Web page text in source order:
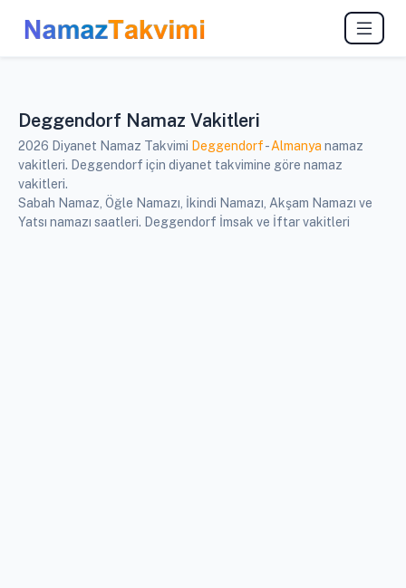
Deggendorf Namaz Vakitleri
2026 Diyanet Namaz Takvimi Deggendorf-Almanya namaz
vakitleri. Deggendorf için diyanet takvimine göre namaz
vakitleri.
Sabah Namaz, Öğle Namazı, İkindi Namazı, Akşam Namazı ve
Yatsı namazı saatleri. Deggendorf İmsak ve İftar vakitleri